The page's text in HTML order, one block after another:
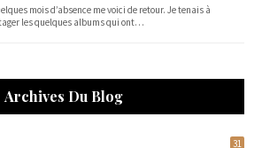
mois d’absence me voici de retour. Je tenais à
les quelques albums qui ont…
Archives Du Blog
31